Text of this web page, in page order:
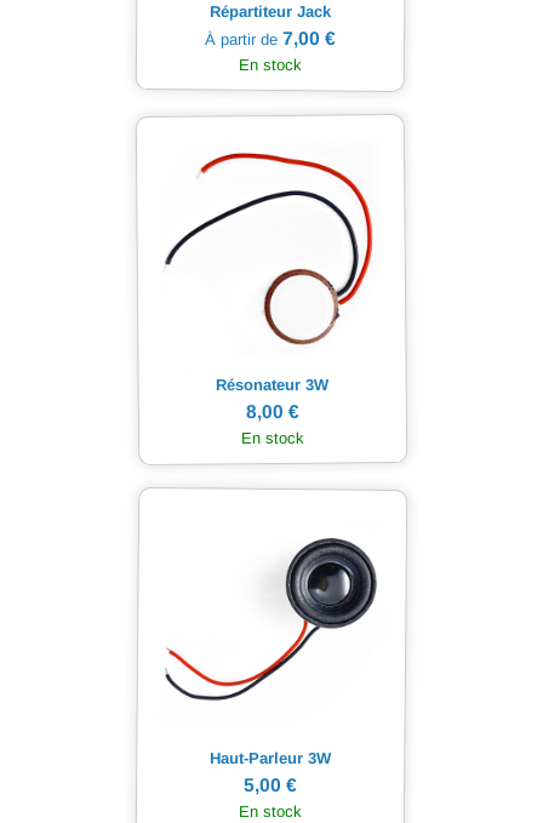
Répartiteur Jack
À partir de7,00 €
En stock
Résonateur 3W
8,00 €
En stock
Haut-Parleur 3W
5,00 €
En stock